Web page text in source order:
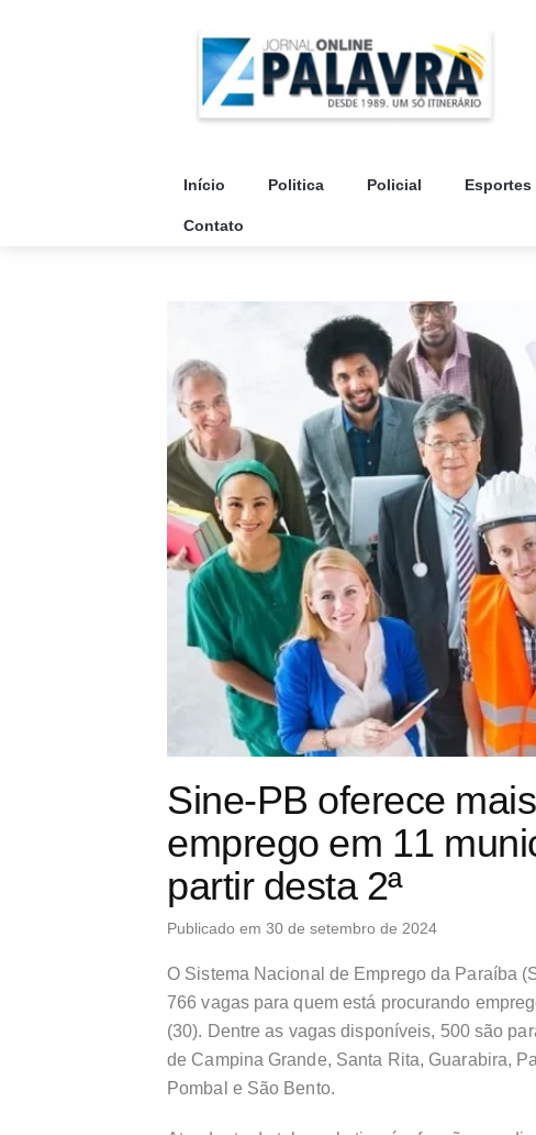
Início Politica Policial Esportes
Contato
Sine-PB oferece
emprego em 11
partir desta 2ª
Publicado em 30 de setembro de 2024
O Sistema Nacional de Emprego da Paraíba
766 vagas para quem está procurando
(30). Dentre as vagas disponíveis, 500 são
de Campina Grande, Santa Rita, Guarabira,
Pombal e São Bento.